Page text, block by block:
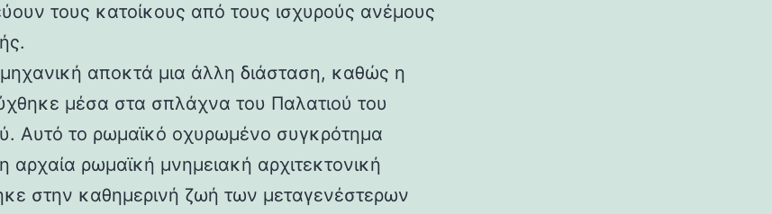
τους κατοίκους από τους ισχυρούς ανέμους
μηχανική αποκτά μια άλλη διάσταση, καθώς η
μέσα στα σπλάχνα του Παλατιού του
Αυτό το ρωμαϊκό οχυρωμένο συγκρότημα
αρχαία ρωμαϊκή μνημειακή αρχιτεκτονική
στην καθημερινή ζωή των μεταγενέστερων